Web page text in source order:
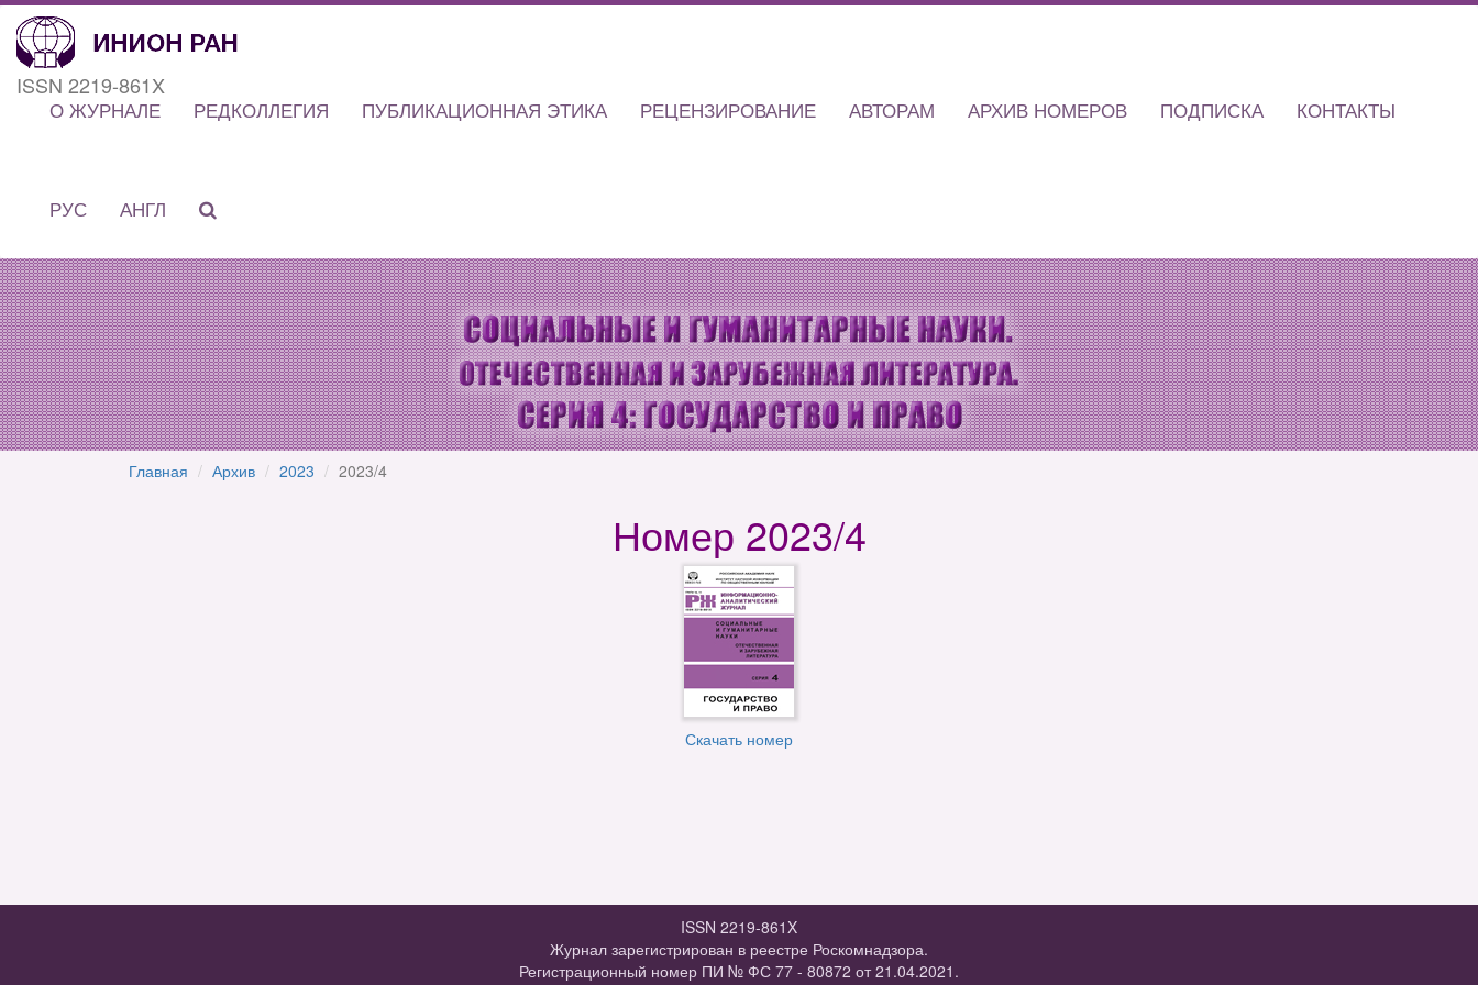
ISSN 2219-861X
О ЖУРНАЛЕ РЕДКОЛЛЕГИЯ ПУБЛИКАЦИОННАЯ ЭТИКА РЕЦЕНЗИРОВАНИЕ АВТОРАМ АРХИВ НОМЕРОВ ПОДПИСКА КОНТАКТЫ
РУС АНГЛ
Главная Архив 2023 2023/4
Номер 2023/4
Скачать номер
ISSN 2219-861X
Журнал зарегистрирован в реестре Роскомнадзора.
Регистрационный номер ПИ № ФС 77 - 80872 от 21.04.2021.